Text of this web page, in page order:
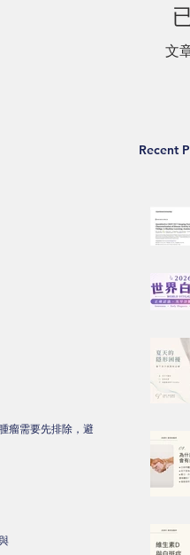
瘤需要先排除，避
文
Recent